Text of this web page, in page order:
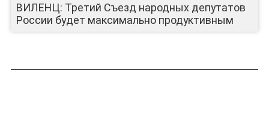
ВИЛЕНЦ: Третий Съезд народных депутатов
России будет максимально продуктивным